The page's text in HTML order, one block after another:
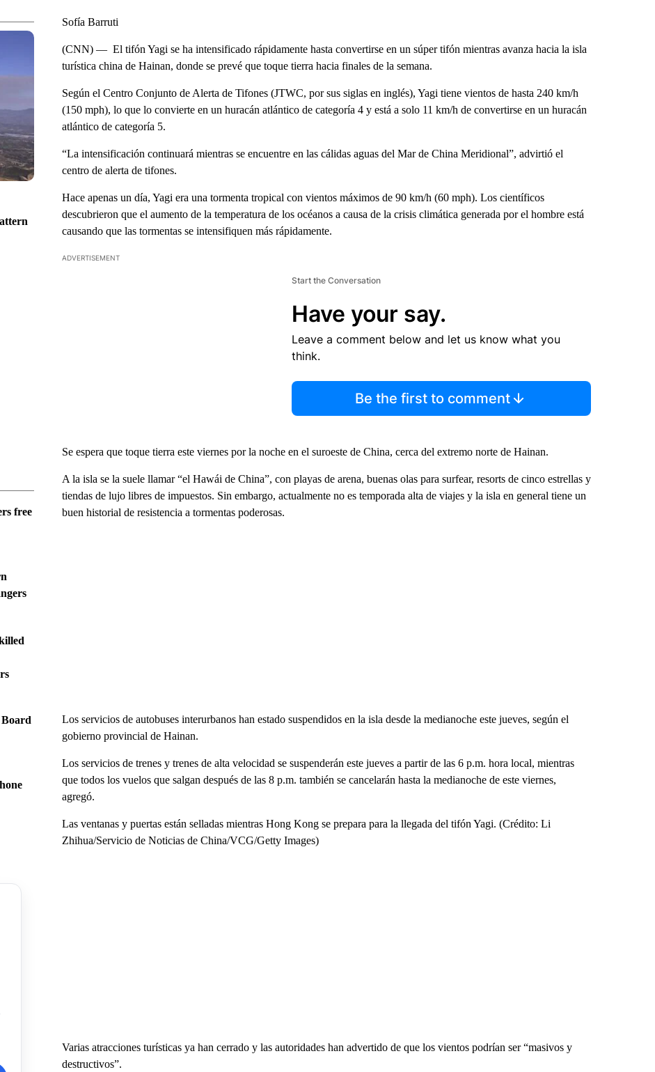
free
Sofía Barruti
(CNN) — El tifón Yagi se ha intensificado rápidamente hasta convertirse en un súper tifón mientras avanza hacia la isla
turística china de Hainan, donde se prevé que toque tierra hacia finales de la semana.
Según el Centro Conjunto de Alerta de Tifones (JTWC, por sus siglas en inglés), Yagi tiene vientos de hasta 240 km/h
(150 mph), lo que lo convierte en un huracán atlántico de categoría 4 y está a solo 11 km/h de convertirse en un huracán
atlántico de categoría 5.
“La intensificación continuará mientras se encuentre en las cálidas aguas del Mar de China Meridional”, advirtió el
centro de alerta de tifones.
Hace apenas un día, Yagi era una tormenta tropical con vientos máximos de 90 km/h (60 mph). Los científicos
descubrieron que el aumento de la temperatura de los océanos a causa de la crisis climática generada por el hombre está
causando que las tormentas se intensifiquen más rápidamente.
ADVERTISEMENT
Start the Conversation
Have your say.
Leave a comment below and let us know what you
think.
Be the first to comment
Se espera que toque tierra este viernes por la noche en el suroeste de China, cerca del extremo norte de Hainan.
A la isla se la suele llamar “el Hawái de China”, con playas de arena, buenas olas para surfear, resorts de cinco estrellas y
tiendas de lujo libres de impuestos. Sin embargo, actualmente no es temporada alta de viajes y la isla en general tiene un
buen historial de resistencia a tormentas poderosas.
Los servicios de autobuses interurbanos han estado suspendidos en la isla desde la medianoche este jueves, según el
gobierno provincial de Hainan.
Los servicios de trenes y trenes de alta velocidad se suspenderán este jueves a partir de las 6 p.m. hora local, mientras
que todos los vuelos que salgan después de las 8 p.m. también se cancelarán hasta la medianoche de este viernes,
agregó.
Las ventanas y puertas están selladas mientras Hong Kong se prepara para la llegada del tifón Yagi. (Crédito: Li
Zhihua/Servicio de Noticias de China/VCG/Getty Images)
Varias atracciones turísticas ya han cerrado y las autoridades han advertido de que los vientos podrían ser “masivos y
destructivos”.